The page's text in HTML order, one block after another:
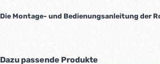
Die Montage- und Bedienungsanleitung der
Dazu passende Produkte